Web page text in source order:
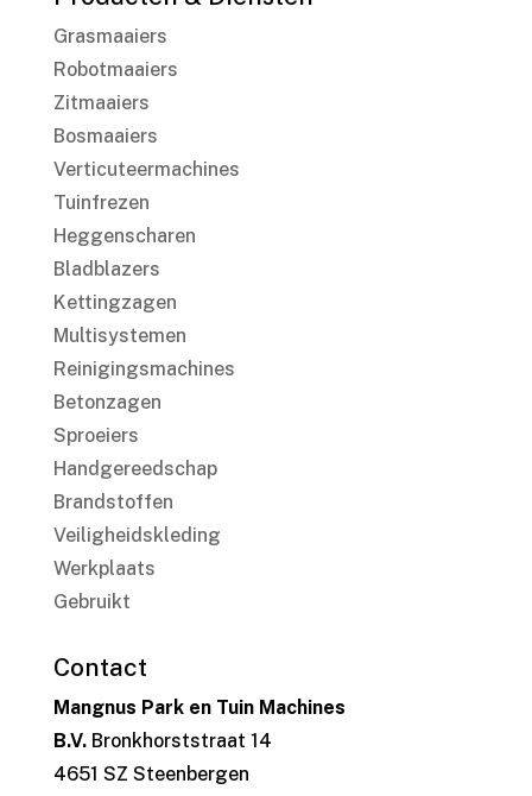
Grasmaaiers
Robotmaaiers
Zitmaaiers
Bosmaaiers
Verticuteermachines
Tuinfrezen
Heggenscharen
Bladblazers
Kettingzagen
Multisystemen
Reinigingsmachines
Betonzagen
Sproeiers
Handgereedschap
Brandstoffen
Veiligheidskleding
Werkplaats
Gebruikt
Contact
Mangnus Park en Tuin Machines
B.V.Bronkhorststraat 14
4651 SZ Steenbergen